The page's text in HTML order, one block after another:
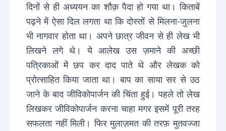
दिनों से ही अध्ययन का शौक़ पैदा हो गया था। किताबें
पढ़ने में ऐसा दिल लगता था कि दोस्तों से मिलना-जुलना
भी नागवार होता था। अपने छात्र जीवन से ही लेख भी
लिखने लगे थे। ये आलेख उस ज़माने की अच्छी
पत्रिकाओं में छप कर दाद पाते थे और लेखक को
प्रोत्साहित किया जाता था। बाप का साया सर से उठ
जाने के बाद जीविकोपार्जन की चिंता हुई। पहले तो लेख
लिखकर जीविकोपार्जन करना चाहा मगर इसमें पूरी तरह
सफलता नहीं मिली। फिर मुलाज़मत की तरफ़ मुतवज्जा